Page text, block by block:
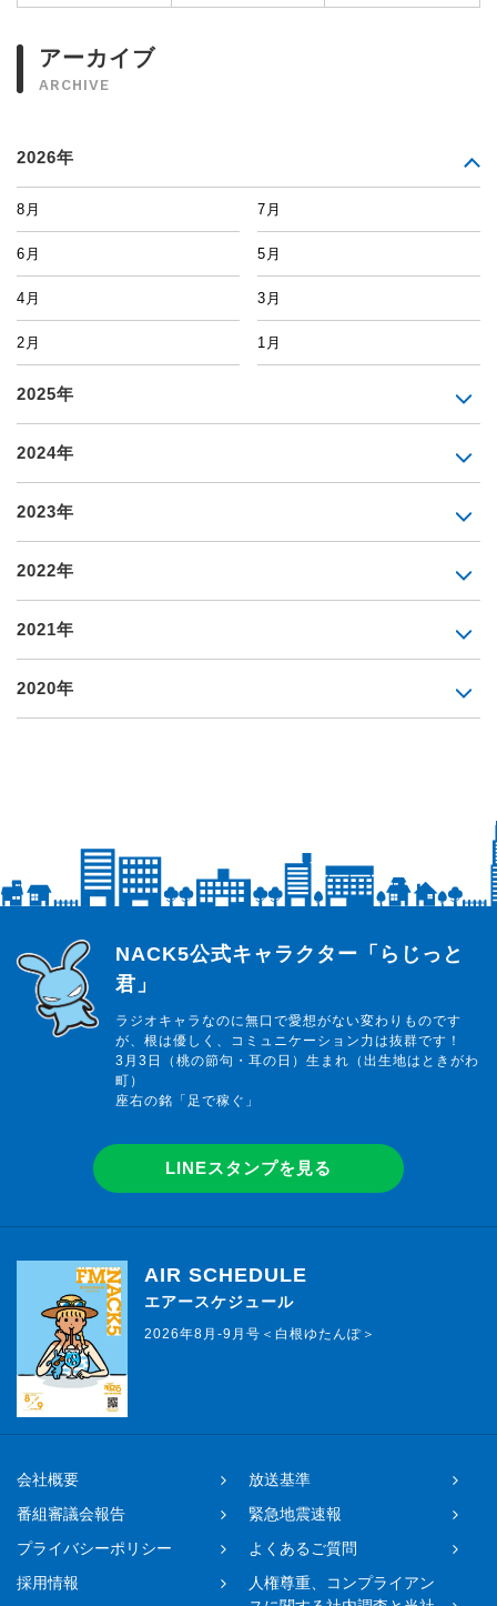
アーカイブ
ARCHIVE
2026年
8月 7月
6月 5月
4月 3月
2月 1月
2025年
2024年
2023年
2022年
2021年
2020年
らじっと君
NACK5公式キャラクター「らじっと
君」
ラジオキャラなのに無口で愛想がない変わりものです
が、根は優しく、コミュニケーション力は抜群です！
3月3日（桃の節句・耳の日）生まれ（出生地はときがわ
町）
座右の銘「足で稼ぐ」
LINEスタンプを見る
AIR SCHEDULE
エアースケジュール
2026年8月-9月号＜白根ゆたんぽ＞
会社概要
放送基準
番組審議会報告
緊急地震速報
プライバシーポリシー
よくあるご質問
採用情報
人権尊重、コンプライアン